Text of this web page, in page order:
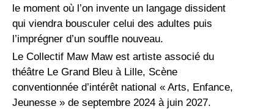
le moment où l’on invente un langage dissident
qui viendra bousculer celui des adultes puis
l’imprégner d’un souffle nouveau.
Le Collectif Maw Maw est artiste associé du
théâtre Le Grand Bleu à Lille, Scène
conventionnée d’intérêt national « Arts, Enfance,
Jeunesse » de septembre 2024 à juin 2027.